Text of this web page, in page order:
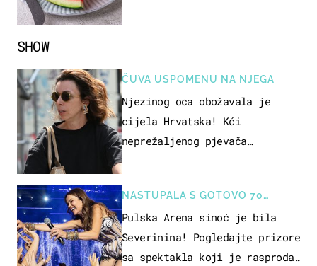
SHOW
ČUVA USPOMENU NA NJEGA
Njezinog oca obožavala je
cijela Hrvatska! Kći
neprežaljenog pjevača
NASTUPALA S GOTOVO 70
GLAZBENIKA
Pulska Arena sinoć je bila
Severinina! Pogledajte prizore
sa spektakla koji je rasprodan